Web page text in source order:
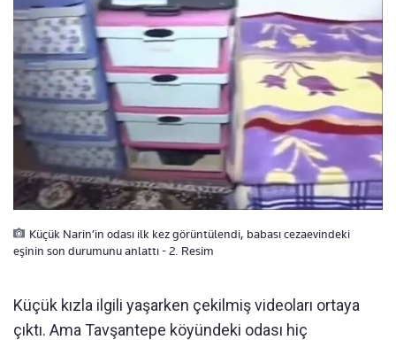
Küçük Narin’in odası ilk kez görüntülendi, babası cezaevindeki
eşinin son durumunu anlattı - 2. Resim
Küçük kızla ilgili yaşarken çekilmiş videoları ortaya
çıktı. Ama Tavşantepe köyündeki odası hiç